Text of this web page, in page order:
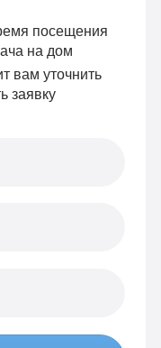
посещения
на дом
вам уточнить
заявку